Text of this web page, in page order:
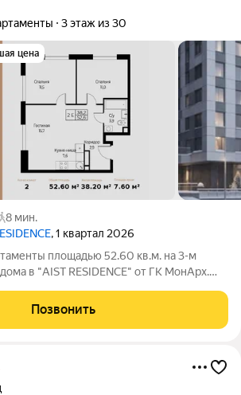
3 этаж из 30
цена
8 мин.
, 1 квартал 2026
площадью 52.60 кв.м. на 3-м
в "AIST RESIDENCE" от ГК МонАрх.
между динамичной городской жизнью и
Позвонить